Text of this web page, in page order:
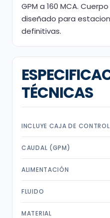
GPM a 160 MCA.
diseñado para
definitivas.
TÉCNICAS
INCLUYE CAJA DE CONTROL
CAUDAL (GPM)
ALIMENTACIÓN
FLUIDO
MATERIAL